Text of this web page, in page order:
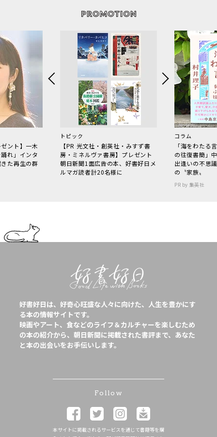
ント】一木
れ」インタ
た再生の群
トピック
【PR 光文社・創英社・みすず書
房・ミネルヴァ書房】プレゼント
朝日新聞1面広告の本、好書好日メ
ルマガ読者計20名様に
コラム
「海をわた
の往復書簡」
出逢いの不思
の〝家族〟
PR by 集英社
好書好日は、好奇心旺盛な人々に向けた、人生を豊かにす
る本の情報サイトです。
映画やアート、食などのライフ＆カルチャーを楽しむため
の本の紹介から、朝日新聞に掲載された書評まで、あなた
と本の出会いをお手伝いします。
Follow
本サイトに掲載されるサービスを通じて書籍等を購